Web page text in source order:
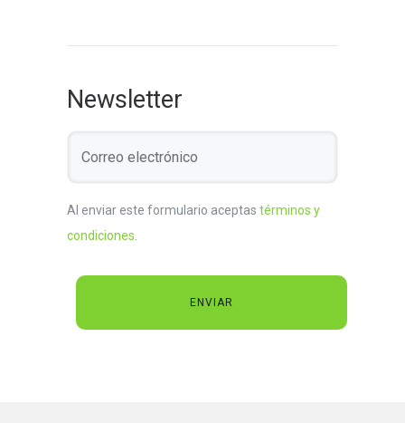
Newsletter
Al enviar este formulario aceptas términos y
condiciones